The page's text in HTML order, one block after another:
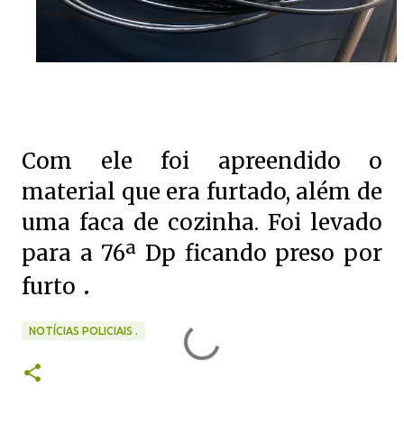
Com ele foi apreendido o
material que era furtado, além de
uma faca de cozinha. Foi levado
para a 76ª Dp ficando preso por
furto .
NOTÍCIAS POLICIAIS .